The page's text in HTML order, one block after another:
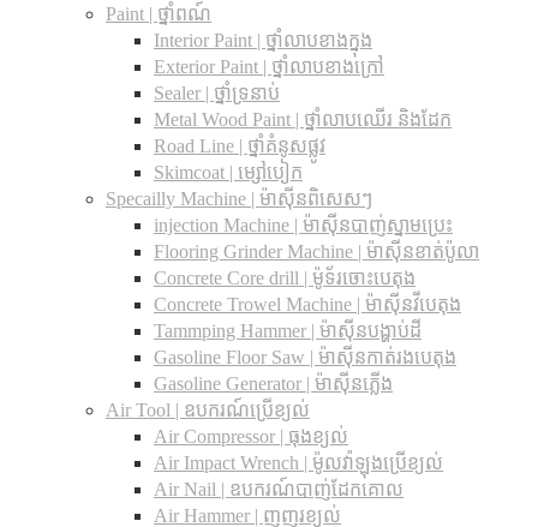
Paint | ថ្នាំពណ៍
Interior Paint | ថ្នាំលាបខាងក្នុង
Exterior Paint | ថ្នាំលាបខាងក្រៅ
Sealer | ថ្នាំទ្រនាប់
Metal Wood Paint | ថ្នាំលាបឈើរ និងដែក
Road Line | ថ្នាំគំនូសផ្លូវ
Skimcoat | ម្សៅបៀក
Specailly Machine | ម៉ាស៊ីនពិសេសៗ
injection Machine | ម៉ាស៊ីនបាញ់ស្នាមប្រេះ
Flooring Grinder Machine | ម៉ាស៊ីនខាត់ប៉ូលា
Concrete Core drill | ម៉ូទ័រចោះបេតុង
Concrete Trowel Machine | ម៉ាស៊ីនវីបេតុង
Tammping Hammer | ម៉ាស៊ីនបង្ហាប់ដី
Gasoline Floor Saw | ម៉ាស៊ីនកាត់រងបេតុង
Gasoline Generator | ម៉ាស៊ីនភ្លើង
Air Tool | ឧបករណ៍ប្រើខ្យល់
Air Compressor | ធុងខ្យល់
Air Impact Wrench | ម៉ូលវ៉ាឡុងប្រើខ្យល់
Air Nail | ឧបករណ៍បាញ់ដែកគោល
Air Hammer | ញញួរខ្យល់